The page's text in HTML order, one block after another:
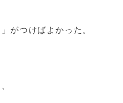
がつけばよかった。